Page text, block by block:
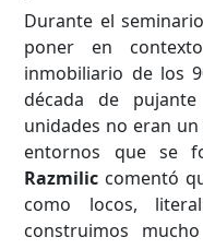
Durante el
poner en
inmobiliario de los
década de
unidades no eran
entornos que se
Razmilic comentó
como locos,
construimos